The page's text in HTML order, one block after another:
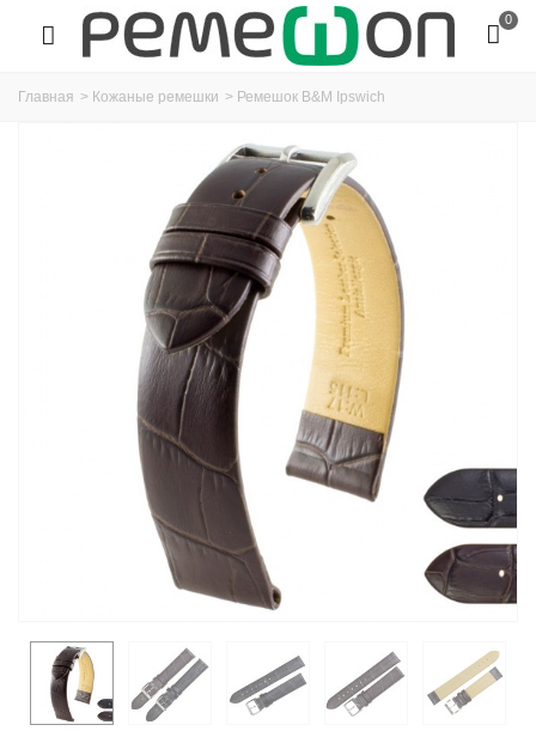
0
Главная > Кожаные ремешки > Ремешок B&M Ipswich